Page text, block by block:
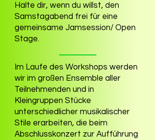
Halte dir, wenn du willst, den
Samstagabend frei für eine
gemeinsame Jamsession/ Open
Stage.
Im Laufe des Workshops werden
wir im großen Ensemble aller
Teilnehmenden und in
Kleingruppen Stücke
unterschiedlicher musikalischer
Stile erarbeiten, die beim
Abschlusskonzert zur Aufführung